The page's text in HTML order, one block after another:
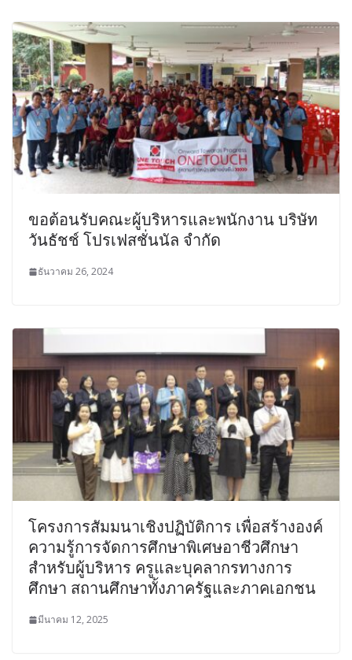
ขอต้อนรับคณะผู้บริหารและพนักงาน บริษัท
วันธัชช์ โปรเฟสชั่นนัล จำกัด
ธันวาคม 26, 2024
โครงการสัมมนาเชิงปฏิบัติการ เพื่อสร้างองค์
ความรู้การจัดการศึกษาพิเศษอาชีวศึกษา
สำหรับผู้บริหาร ครูและบุคลากรทางการ
ศึกษา สถานศึกษาทั้งภาครัฐและภาคเอกชน
มีนาคม 12, 2025